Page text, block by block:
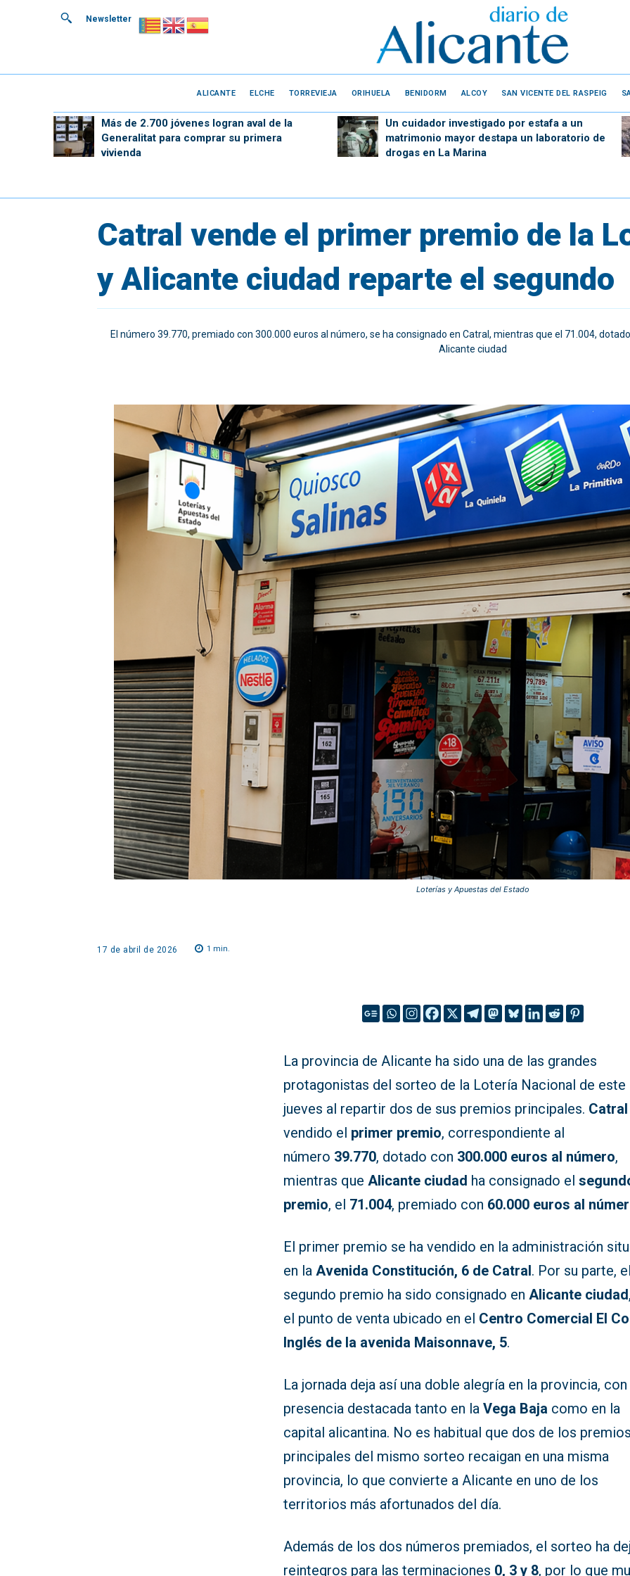
Newsletter
ALICANTE ELCHE TORREVIEJA ORIHUELA BENIDORM ALCOY SAN VICENTE DEL RASPEIG
Más de 2.700 jóvenes logran aval de la
Generalitat para comprar su primera
vivienda
Un cuidador investigado por estafa a un
matrimonio mayor destapa un laboratorio de
drogas en La Marina
Catral vende el primer premio de la
y Alicante ciudad reparte el segundo
El número 39.770, premiado con 300.000 euros al número, se ha consignado en Catral, mientras que el 71.004,
Alicante ciudad
Loterías y Apuestas del Estado
17 de abril de 2026 1 min.
La provincia de Alicante ha sido una de las grandes
protagonistas del sorteo de la Lotería Nacional de este
jueves al repartir dos de sus premios principales. Catral
vendido el primer premio, correspondiente al
número 39.770, dotado con 300.000 euros al número,
mientras queAlicante ciudad ha consignado el
premio, el 71.004, premiado con 60.000 euros al
El primer premio se ha vendido en la administración
en laAvenida Constitución, 6 de Catral. Por su parte,
segundo premio ha sido consignado enAlicante ciudad
el punto de venta ubicado en el Centro Comercial El
Inglés de la avenida Maisonnave, 5.
La jornada deja así una doble alegría en la provincia, con
presencia destacada tanto en laVega Baja como en la
capital alicantina. No es habitual que dos de los
principales del mismo sorteo recaigan en una misma
provincia, lo que convierte a Alicante en uno de los
territorios más afortunados del día.
Además de los dos números premiados, el sorteo ha
reintegros para las terminaciones 0, 3 y 8, por lo que